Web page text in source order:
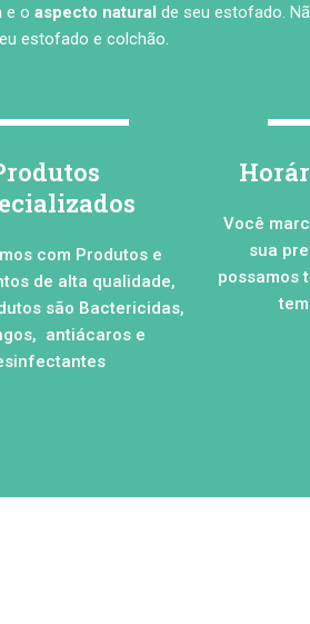
e o aspecto natural de seu estofado.
estofado e colchão.
com Produtos e
de alta qualidade,
são Bactericidas,
antiácaros e
Você
sua
possamos